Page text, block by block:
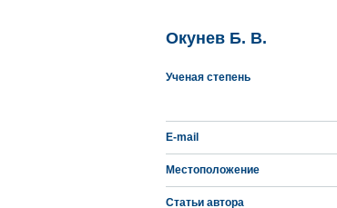
Окунев Б. В.
Ученая степень
E-mail
Местоположение
Статьи автора